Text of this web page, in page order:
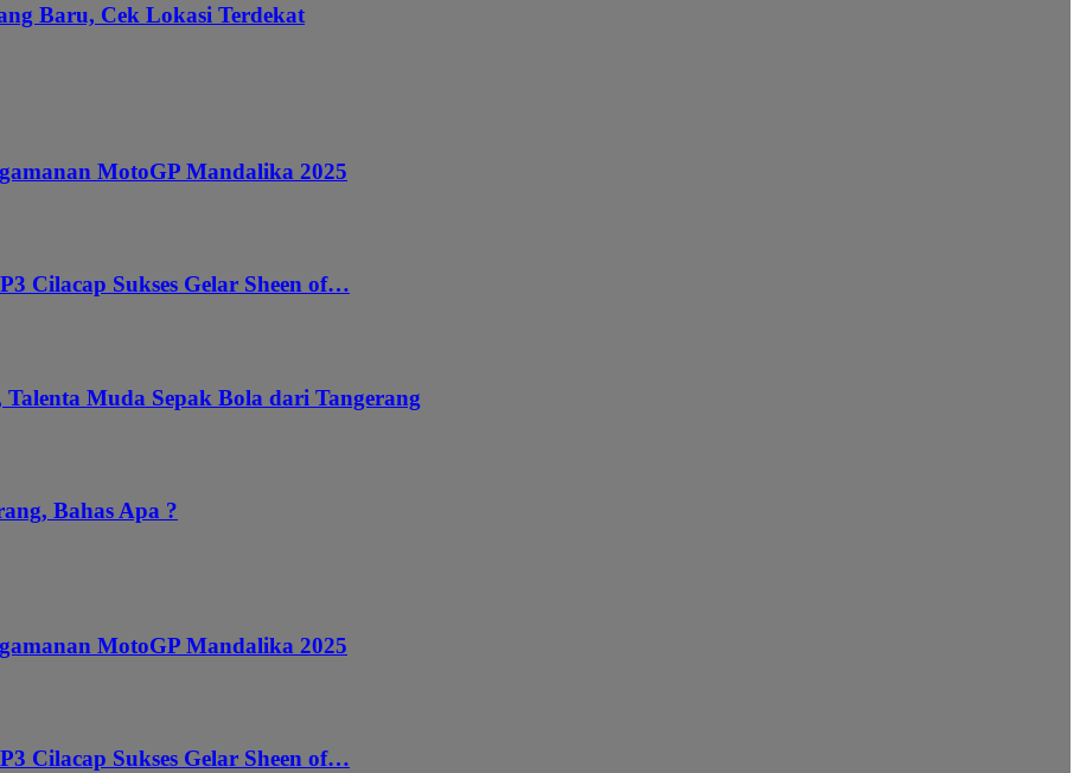
Baru, Cek Lokasi Terdekat
MotoGP Mandalika 2025
Cilacap Sukses Gelar Sheen of…
Muda Sepak Bola dari Tangerang
Bahas Apa ?
MotoGP Mandalika 2025
Cilacap Sukses Gelar Sheen of…